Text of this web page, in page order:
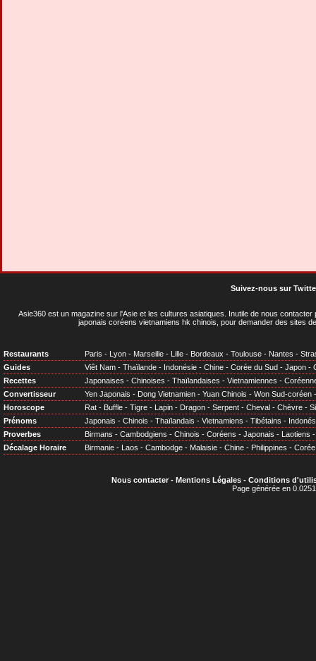
Suivez-nous sur
Asie360 est un magazine sur l'Asie et les cultures asiatiques . Inutile de nous
japonais coréens vietnamiens hk chinois, pour demander des sites
Restaurants Paris - Lyon - Marseille - Lille - Bordeaux - Toulouse - Nantes -
Guides
Viêt Nam - Thaïlande - Indonésie - Chine - Corée du Sud - Japon -
Recettes
Japonaises - Chinoises - Thaïlandaises - Vietnamiennes -
Convertisseur
Yen Japonais - Dong Vietnamien - Yuan Chinois - Won Sud-coréen
Horoscope
Rat - Buffle - Tigre - Lapin - Dragon - Serpent - Cheval - Chèvre -
Prénoms
Japonais - Chinois - Thaïlandais - Vietnamiens - Tibétains -
Proverbes
Birmans - Cambodgiens - Chinois - Coréens - Japonais - Laotiens
Décalage Horaire
Birmanie - Laos - Cambodge - Malaisie - Chine - Philippines - Corée
Nous contacter- Mentions Légales- Conditions
Page générée en